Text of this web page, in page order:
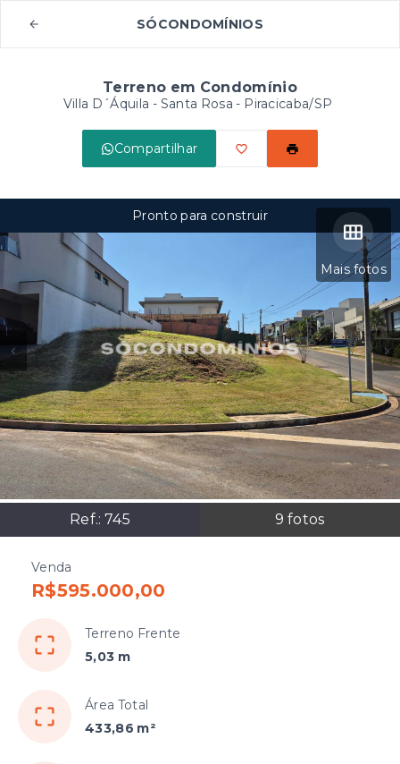
SÓCONDOMÍNIOS
Terreno em Condomínio
Villa D´Áquila - Santa Rosa - Piracicaba/SP
Compartilhar
Mais fotos
Ref.:745 9 fotos
Pronto para construir
Venda
R$595.000,00
Terreno Frente
5,03 m
Área Total
433,86 m²